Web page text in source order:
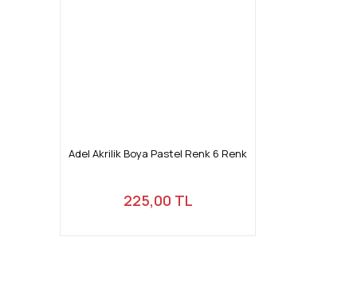
Adel Akrilik Boya Pastel Renk 6 Renk
225,00 TL